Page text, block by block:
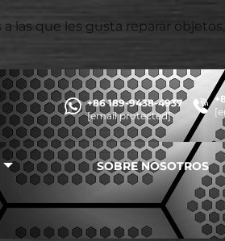
las que les gusta reparar
+86 189-9438-4937
[email protected]
SOBRE NOSOTROS